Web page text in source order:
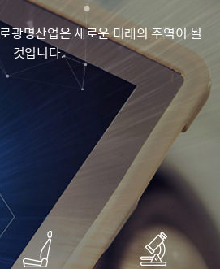
업 광명산업더 큰 세상을 꿈꿉니다.
광명산업은 새로운 미래의 주역이 될
것입니다.
을 위한 열정,광명산업은 내일을 향해
달립니다.